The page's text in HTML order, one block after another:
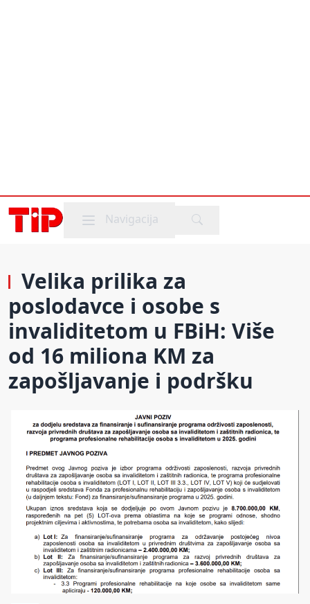
Mobile menu
Navigacija
Velika prilika za
poslodavce i osobe s
invaliditetom u FBiH: Više
od 16 miliona KM za
zapošljavanje i podršku